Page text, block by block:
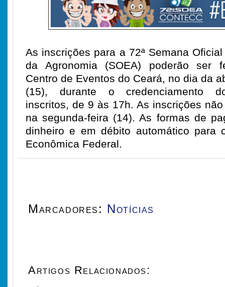
As inscrições para a 72ª Semana
da Agronomia (SOEA) poderão ser
Centro de Eventos do Ceará, no dia da
(15), durante o credenciamento
inscritos, de 9 às 17h. As inscrições
na segunda-feira (14). As formas de
dinheiro e em débito automático para
Econômica Federal.
Marcadores: Notícias
Artigos Relacionados: